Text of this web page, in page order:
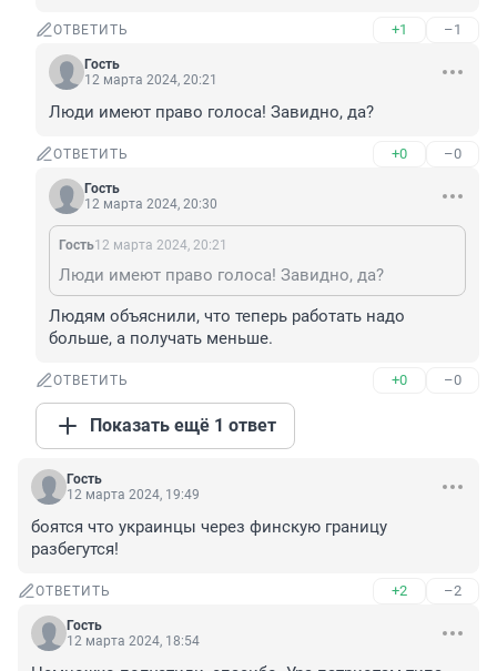
ОТВЕТИТЬ +1 –1
Гость
12 марта 2024, 20:21
Люди имеют право голоса! Завидно, да?
ОТВЕТИТЬ +0 –0
Гость
12 марта 2024, 20:30
Гость12 марта 2024, 20:21
Люди имеют право голоса! Завидно, да?
Людям объяснили, что теперь работать надо
больше, а получать меньше.
ОТВЕТИТЬ +0 –0
Показать ещё 1 ответ
Гость
12 марта 2024, 19:49
боятся что украинцы через финскую границу
разбегутся!
ОТВЕТИТЬ +2 –2
Гость
12 марта 2024, 18:54